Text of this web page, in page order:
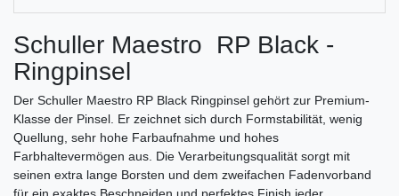
Schuller Maestro RP Black -
Ringpinsel
Der Schuller Maestro RP Black Ringpinsel gehört zur Premium-
Klasse der Pinsel. Er zeichnet sich durch Formstabilität, wenig
Quellung, sehr hohe Farbaufnahme und hohes
Farbhaltevermögen aus. Die Verarbeitungsqualität sorgt mit
seinen extra lange Borsten und dem zweifachen Fadenvorband